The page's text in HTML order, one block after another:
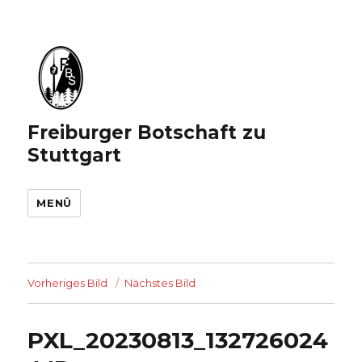
Freiburger Botschaft zu
Stuttgart
MENÜ
Vorheriges Bild Nächstes Bild
PXL_20230813_132726024